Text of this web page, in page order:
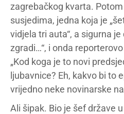
zagrebačkog kvarta.
susjedima, jedna koja je
vidjela tri auta“, a sigurna
zgradi…“, i onda
„Kod koga je to novi
ljubavnice? Eh, kakvo bi to
vrijedno neke novinarske
Ali šipak. Bio je šef države